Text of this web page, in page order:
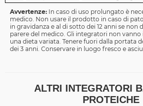
Avvertenze: In caso di uso prolungato è
medico. Non usare il prodotto in caso di
in gravidanza e al di sotto dei 12 anni se non
parere del medico. Gli integratori non
una dieta variata. Tenere fuori dalla portata
dei 3 anni. Conservare in luogo fresco e
ALTRI INTEGRATORI
PROTEICHE